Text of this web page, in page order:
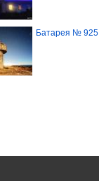
Батарея № 925